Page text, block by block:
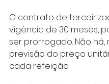
O contrato de
vigência de 30 meses,
ser prorrogado. Não há,
previsão do preço
cada refeição.